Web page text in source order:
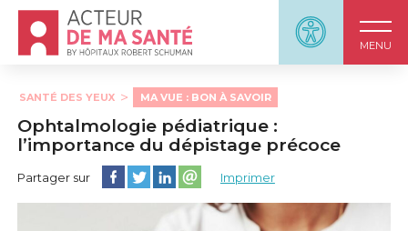
Panneau
MENU
Accueil - Acteur de ma santé, by HôpitauxRobert
SANTÉ DES YEUX MA VUE : BON À SAVOIR
Ophtalmologie pédiatrique :
l’importance du dépistage précoce
Partager sur Partager cette page sur Facebook
Partager cette page sur Twitter
Partager cette page sur LinkedIn
Partager cette page sur email
Imprimer